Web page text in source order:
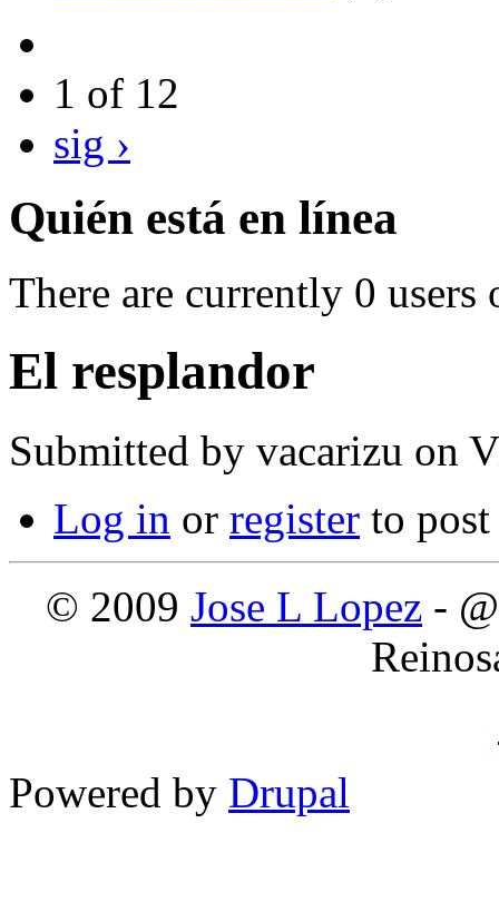
1 of 12
sig ›
Quién está en línea
There are currently 0 users
El resplandor
Submitted by vacarizu on
Log in or register to
© 2009 Jose L Lopez -
Powered by Drupal